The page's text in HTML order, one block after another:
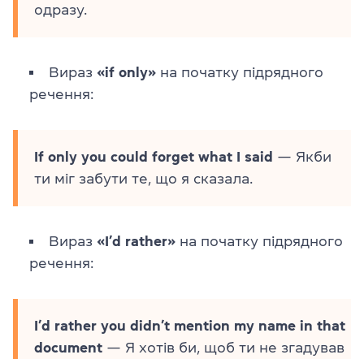
одразу.
Вираз «if only» на початку підрядного
речення:
If only you could forget what I said — Якби
ти міг забути те, що я сказала.
Вираз «I’d rather» на початку підрядного
речення:
I’d rather you didn’t mention my name in that
document — Я хотів би, щоб ти не згадував